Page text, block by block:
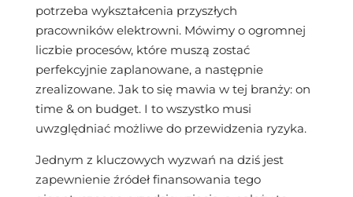
potrzeba wykształcenia przyszłych
pracowników elektrowni. Mówimy o ogromnej
liczbie procesów, które muszą zostać
perfekcyjnie zaplanowane, a następnie
zrealizowane. Jak to się mawia w tej branży: on
time & on budget. I to wszystko musi
uwzględniać możliwe do przewidzenia ryzyka.
Jednym z kluczowych wyzwań na dziś jest
zapewnienie źródeł finansowania tego